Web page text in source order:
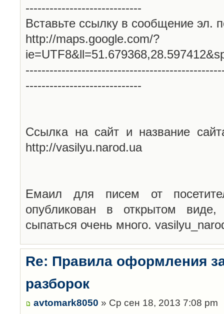
-----------------------------
Вставьте ссылку в сообщение эл.
http://maps.google.com/?
-----------------------------
Ссылка на сайт и название
http://vasilyu.narod.ua
Емаил для писем от
опубликован в открытом
сыпаться очень много.
Re: Правила оформления
разборок
avtomark8050 » Ср сен 18, 2013 7:08 pm